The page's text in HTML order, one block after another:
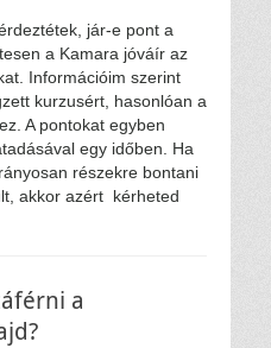
jár-e pont a
a Kamara jóváír az
Információim szerint
kurzusért, hasonlóan a
A pontokat egyben
egy időben. Ha
részekre bontani
akkor azért kérheted
a